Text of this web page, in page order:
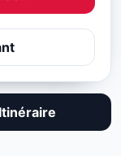
Itinéraire